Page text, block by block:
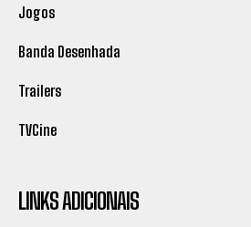
Jogos
Banda Desenhada
Trailers
TVCine
LINKS ADICIONAIS